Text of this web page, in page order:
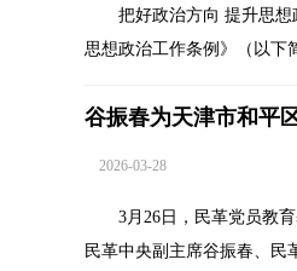
把好政治方向 提升思
思想政治工作条例》（以下
谷振春为天津市和平
2026-03-28
3月26日，民革党员教
民革中央副主席谷振春、民